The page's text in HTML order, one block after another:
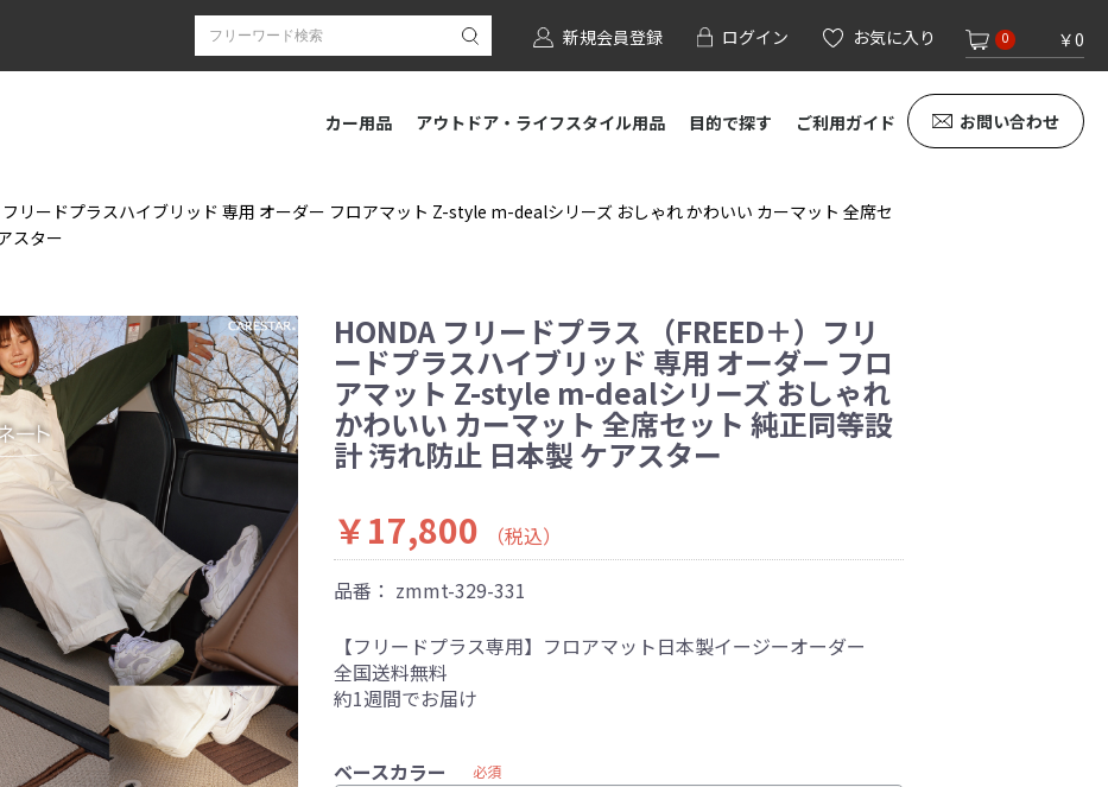
新規会員登録 ログイン お気に入り 0 ￥0
カー用品 アウトドア・ライフスタイル用品 目的で探す ご利用ガイド お問い合わせ
リードプラスハイブリッド 専用 オーダー フロアマット Z-style m-dealシリーズ おしゃれ かわいい カーマット 全席セ
スター
HONDA フリードプラス （FREED＋）フリ
ードプラスハイブリッド 専用 オーダー フロ
アマット Z-style m-dealシリーズ おしゃれ
かわいい カーマット 全席セット 純正同等設
計 汚れ防止 日本製 ケアスター
￥17,800
（税込）
品番： zmmt-329-331
【フリードプラス専用】フロアマット日本製イージーオーダー
全国送料無料
約1週間でお届け
ベースカラー 必須